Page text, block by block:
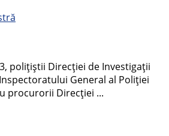
polițiștii Direcției de Investigații
General al Poliției
procurorii Direcției ...